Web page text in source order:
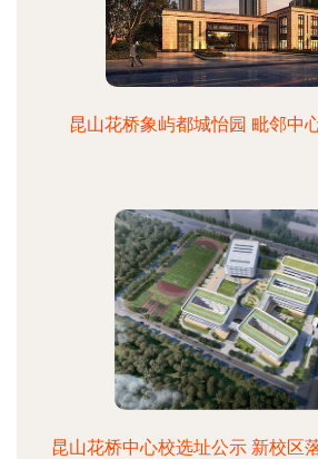
昆山花桥象屿都城怡园 毗邻中
昆山花桥中心校选址公示 新校区